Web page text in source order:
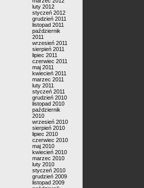
luty 2012
styczeń 2012
grudzień 2011
listopad 2011
październik
2011
wrzesień 2011
sierpień 2011
lipiec 2011
czerwiec 2011
maj 2011
kwiecień 2011
marzec 2011
luty 2011
styczeń 2011
grudzień 2010
listopad 2010
październik
2010
wrzesień 2010
sierpień 2010
lipiec 2010
czerwiec 2010
maj 2010
kwiecień 2010
marzec 2010
luty 2010
styczeń 2010
grudzień 2009
listopad 2009